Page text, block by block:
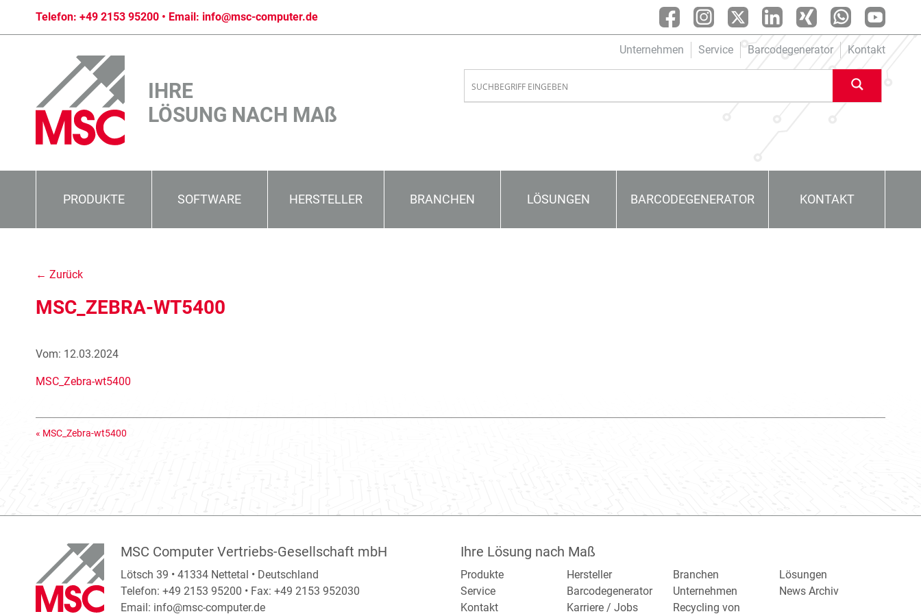
Telefon: +49 2153 95200 • Email: info@msc-computer.de
Unternehmen Service Barcodegenerator Kontakt
IHRE
LÖSUNG NACH MAß
PRODUKTE SOFTWARE HERSTELLER BRANCHEN LÖSUNGEN BARCODEGENERATOR KONTAKT
← Zurück
MSC_ZEBRA-WT5400
Vom: 12.03.2024
MSC_Zebra-wt5400
« MSC_Zebra-wt5400
MSC Computer Vertriebs-Gesellschaft mbH
Lötsch 39 • 41334 Nettetal • Deutschland
Telefon: +49 2153 95200 • Fax: +49 2153 952030
Email: info@msc-computer.de
Ihre Lösung nach Maß
Produkte Hersteller Branchen
Lösungen
Service
Barcodegenerator Unternehmen
News Archiv
Kontakt
Karriere / Jobs Recycling von